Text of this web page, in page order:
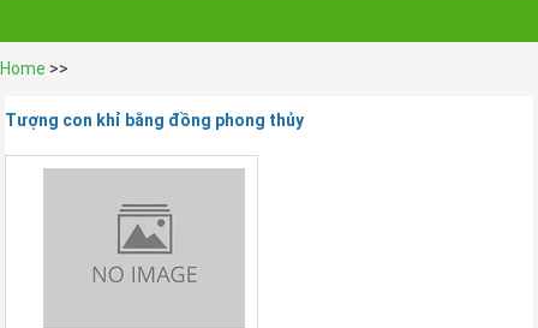
Home >>
Tượng con khỉ bằng đồng phong thủy